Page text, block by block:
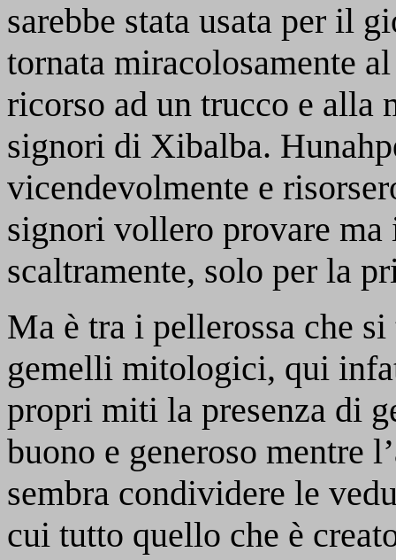
sarebbe stata usata per il
tornata miracolosamente
ricorso ad un trucco e alla
signori di Xibalba.
vicendevolmente e
signori vollero provare
scaltramente, solo per la
Ma è tra i pellerossa che
gemelli mitologici, qui
propri miti la presenza di
buono e generoso mentre
sembra condividere le
cui tutto quello che è